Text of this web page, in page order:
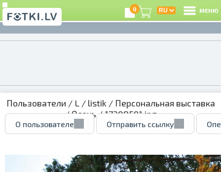
0 МЕНЮ
Пользователи / L/ listik / Персональная выставка
/Осень/ 17308591.jpg
О пользователе Отправить ссылку